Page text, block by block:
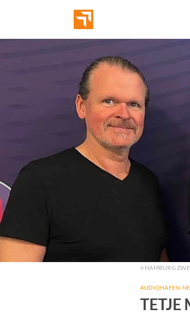
HAMBURG
AUDIOHAFEN-
TETJE